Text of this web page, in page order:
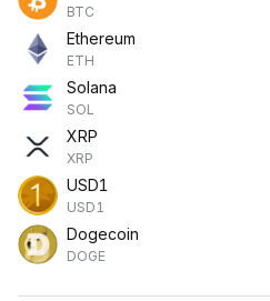
BTC
Ethereum
ETH
Solana
SOL
XRP
XRP
USD1
USD1
Dogecoin
DOGE